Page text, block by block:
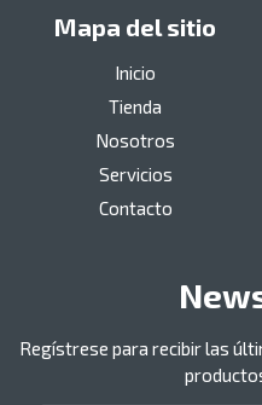
Mapa del sitio
Inicio
Tienda
Nosotros
Servicios
Contacto
Regístrese para recibir las